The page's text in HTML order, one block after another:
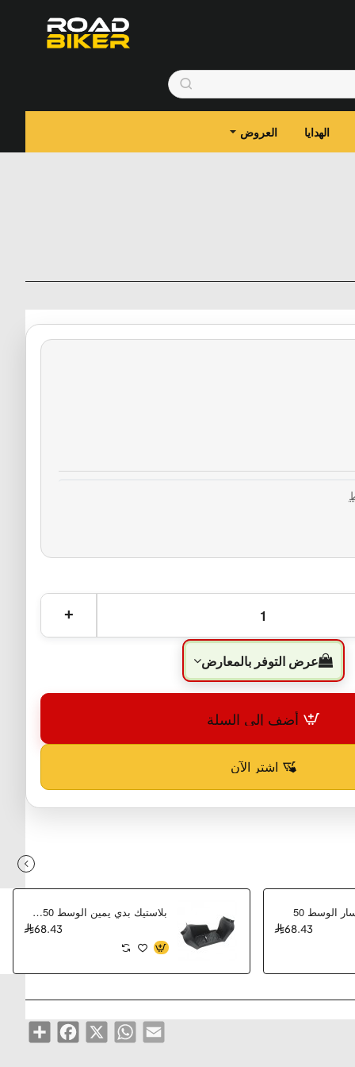
الهدايا العروض
عرض التوفر بالمعارض
أضف إلى السلة
اشترِ الآن
الوسط 50
68.43
بلاستيك بدي يمين الوسط 50سي شي
68.43
Share
Facebook X
WhatsApp Email